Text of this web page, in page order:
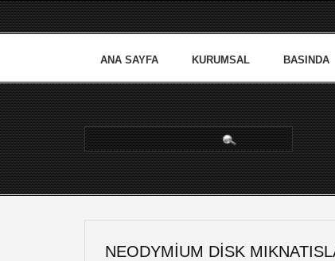
ANA SAYFA KURUMSAL BASINDA
arama...
NEODYMIUM DISK